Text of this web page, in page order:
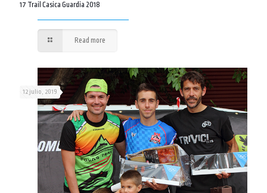
17 Trail Casica Guardia 2018
Read more
12 julio, 2019